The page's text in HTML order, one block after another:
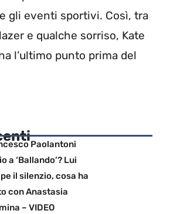
gli eventi sportivi. Così, tra
e qualche sorriso, Kate
l’ultimo punto prima del
Paolantoni
a ‘Ballando’? Lui
il silenzio, cosa ha
con Anastasia
– VIDEO